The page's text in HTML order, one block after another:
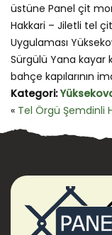
üstüne Panel çit
Hakkari – Jiletli tel
Uygulaması
Sürgülü Yana kayar
bahçe kapılarının
Kategori:
« Tel Örgü Şemdinli